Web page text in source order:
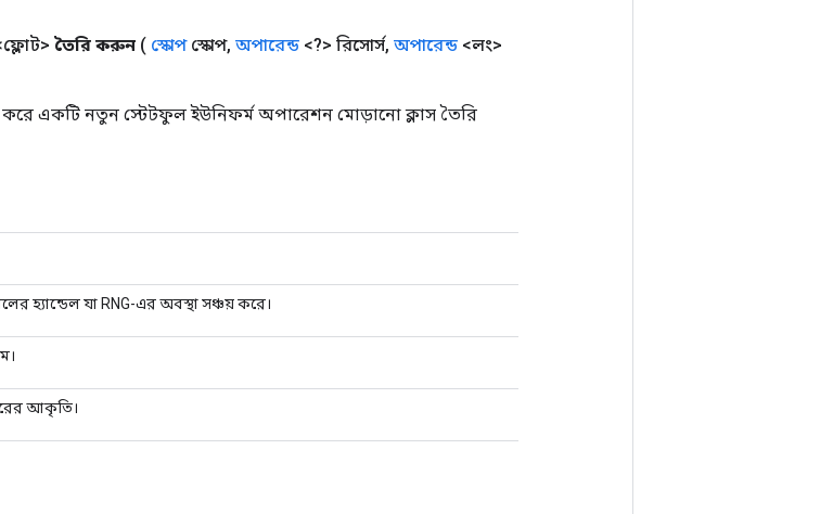
তৈরি করুন ( স্কোপস্কোপ, অপারেন্ড <?> রিসোর্স, অপারেন্ড <লং>
একটি নতুন স্টেটফুল ইউনিফর্ম অপারেশন মোড়ানো ক্লাস তৈরি
হ্যান্ডেল যা RNG-এর অবস্থা সঞ্চয় করে।
আকৃতি।